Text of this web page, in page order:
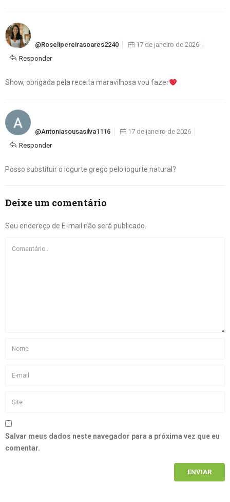
@roselipereirasoares2240
17 de janeiro de 2026
Responder
Show, obrigada pela receita maravilhosa vou fazer
@antoniasousasilva1116
17 de janeiro de 2026
Responder
Posso substituir o iogurte grego pelo iogurte natural?
Deixe um comentário
Seu endereço de E-mail não será publicado.
Salvar meus dados neste navegador para a próxima vez que eu
comentar.